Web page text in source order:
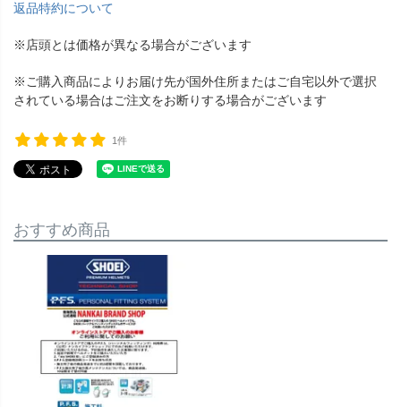
返品特約について
※店頭とは価格が異なる場合がございます
※ご購入商品によりお届け先が国外住所またはご自宅以外で選択
されている場合はご注文をお断りする場合がございます
1件
おすすめ商品